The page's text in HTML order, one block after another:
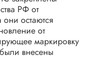
РФ от
остаются
от
маркировку
внесены